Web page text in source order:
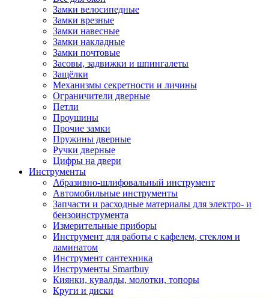
Замки велосипедные
Замки врезные
Замки навесные
Замки накладные
Замки почтовые
Засовы, задвижки и шпингалеты
Защёлки
Механизмы секретности и личины
Ограничители дверные
Петли
Проушины
Прочие замки
Пружины дверные
Ручки дверные
Цифры на двери
Инструменты
Абразивно-шлифовальный инструмент
Автомобильные инструменты
Запчасти и расходные материалы для электро- и
бензоинструмента
Измерительные приборы
Инструмент для работы с кафелем, стеклом и
ламинатом
Инструмент сантехника
Инструменты Smartbuy
Киянки, кувалды, молотки, топоры
Круги и диски